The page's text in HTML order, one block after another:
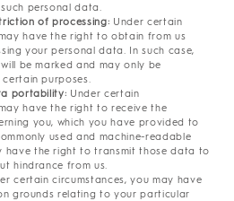
personal data.
of processing: Under certain
have the right to obtain from us
your personal data. In such case,
be marked and may only be
purposes.
portability: Under certain
have the right to receive the
you, which you have provided to
used and machine-readable
have the right to transmit those data to
hindrance from us.
certain circumstances, you may have
grounds relating to your particular